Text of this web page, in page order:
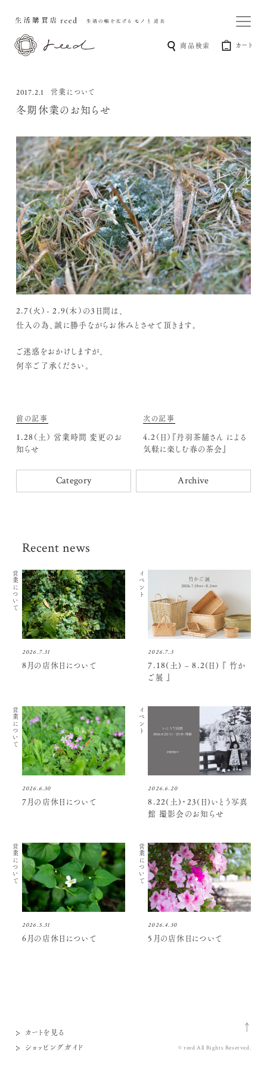
商品検索 カート
2017.2.1 営業について
冬期休業のお知らせ
2.7(火）- 2.9(木）の3日間は、
仕入の為、誠に勝手ながらお休みとさせて頂きます。
ご迷惑をおかけしますが、
何卒ご了承ください。
前の記事
1.28（土） 営業時間 変更のお
知らせ
次の記事
4.2（日）『丹羽茶舗さん による
気軽に楽しむ春の茶会』
Category Archive
Recent news
2026.7.31
営業について
8月の店休日について
2026.7.3
イベント
7.18(土) – 8.2(日) 『 竹か
ご展 』
2026.6.30
営業について
7月の店休日について
2026.6.20
イベント
8.22(土)・23(日)いとう写真
館 撮影会のお知らせ
2026.5.31
営業について
6月の店休日について
2026.4.30
営業について
5月の店休日について
カートを見る
ショッピングガイド
© reed All Rights Reserved.